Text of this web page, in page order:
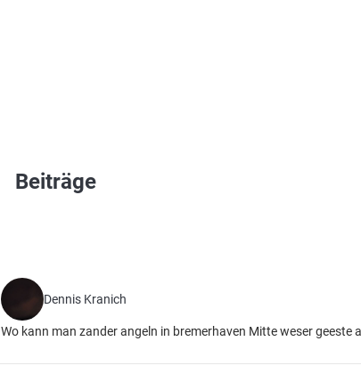
Beiträge
Dennis Kranich
Wo kann man zander angeln in bremerhaven Mitte weser geeste